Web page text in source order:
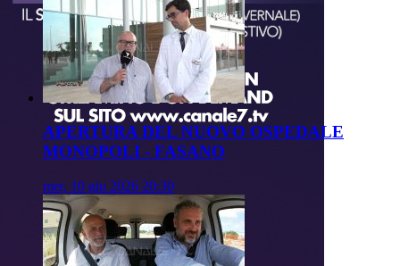
APERTURA DEL NUOVO OSPEDALE
MONOPOLI - FASANO
mer, 10 giu 2026 20:30